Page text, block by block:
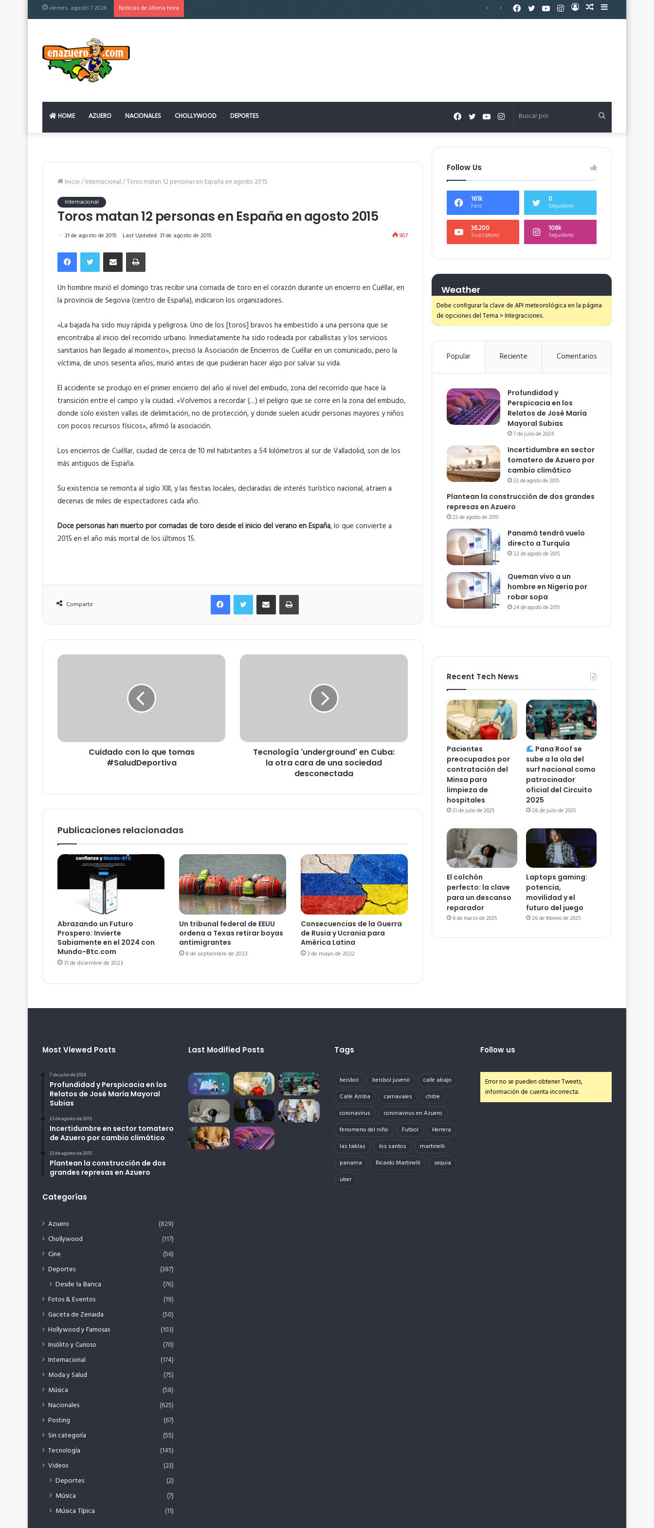
viernes, agosto 7 2026 Noticias de última hora
Barra
Publicación
Acceso
Instagram
YouTube
Twitter
Facebook
HOME AZUERO NACIONALES CHOLLYWOOD DEPORTES Buscar
por
Instagram
YouTube
Twitter
Facebook
Inicio/Internacional/Toros matan 12 personas en España en agosto 2015
Internacional
Toros matan 12 personas en España en agosto 2015
31 de agosto de 2015 Last Updated: 31 de agosto de 2015 907
FacebookTwitter Compartir por correo electrónicoImprimir
Un hombre murió el domingo tras recibir una cornada de toro en el corazón durante un encierro en Cuéllar, en
la provincia de Segovia (centro de España), indicaron los organizadores.
«La bajada ha sido muy rápida y peligrosa. Uno de los [toros] bravos ha embestido a una persona que se
encontraba al inicio del recorrido urbano. Inmediatamente ha sido rodeada por caballistas y los servicios
sanitarios han llegado al momento», precisó la Asociación de Encierros de Cuéllar en un comunicado, pero la
víctima, de unos sesenta años, murió antes de que pudieran hacer algo por salvar su vida.
El accidente se produjo en el primer encierro del año al nivel del embudo, zona del recorrido que hace la
transición entre el campo y la ciudad. «Volvemos a recordar (…) el peligro que se corre en la zona del embudo,
donde solo existen vallas de delimitación, no de protección, y donde suelen acudir personas mayores y niños
con pocos recursos físicos», afirmó la asociación.
Los encierros de Cuéllar, ciudad de cerca de 10 mil habitantes a 54 kilómetros al sur de Valladolid, son de los
más antiguos de España.
Su existencia se remonta al siglo XIII, y las fiestas locales, declaradas de interés turístico nacional, atraen a
decenas de miles de espectadores cada año.
Doce personas han muerto por cornadas de toro desde el inicio del verano en España, lo que convierte a
2015 en el año más mortal de los últimos 15.
Compartir
FacebookTwitter Compartir por correo electrónicoImprimir
Cuidado con lo que tomas
#SaludDeportiva
Tecnología 'underground' en Cuba:
la otra cara de una sociedad
desconectada
Publicaciones relacionadas
Abrazando un Futuro
Prospero: Invierte
Sabiamente en el 2024 con
Mundo-Btc.com
31 de diciembre de 2023
Un tribunal federal de EEUU
ordena a Texas retirar boyas
antimigrantes
8 de septiembre de 2023
Consecuencias de la Guerra
de Rusia y Ucrania para
América Latina
3 de mayo de 2022
Follow Us
161k
Fans
0
Seguidores
36.200
Suscriptores
108k
Seguidores
Weather
Debe configurar la clave de API meteorológica en la página
de opciones del Tema > Integraciones.
Popular Reciente Comentarios
Profundidad y
Perspicacia en los
Relatos de José María
Mayoral Subias
7 de julio de 2024
Incertidumbre en sector
tomatero de Azuero por
cambio climático
23 de agosto de 2015
Plantean la construcción de dos grandes
represas en Azuero
23 de agosto de 2015
Panamá tendrá vuelo
directo a Turquía
22 de agosto de 2015
Queman vivo a un
hombre en Nigeria por
robar sopa
24 de agosto de 2015
Recent Tech News
Pacientes
preocupados por
contratación del
Minsa para
limpieza de
hospitales
31 de julio de 2025
Pana Roof se
sube a la ola del
surf nacional como
patrocinador
oficial del Circuito
2025
28 de julio de 2025
El colchón
perfecto: la clave
para un descanso
reparador
6 de marzo de 2025
Laptops gaming:
potencia,
movilidad y el
futuro del juego
26 de febrero de 2025
Most Viewed Posts
7 de julio de 2024
Profundidad y Perspicacia en los
Relatos de José María Mayoral
Subias
23 de agosto de 2015
Incertidumbre en sector tomatero
de Azuero por cambio climático
23 de agosto de 2015
Plantean la construcción de dos
grandes represas en Azuero
Categorías
Azuero
(829)
Chollywood
(117)
Cine
(56)
Deportes
(387)
Desde la Banca (76)
Fotos & Eventos
(19)
Gaceta de Zenaida
(50)
Hollywood y Famosas
(103)
Insólito y Curioso
(70)
Internacional
(174)
Moda y Salud
(75)
Música
(58)
Nacionales
(625)
Posting
(67)
Sin categoría
(55)
Tecnología
(145)
Videos
(23)
Deportes
(2)
Música
(7)
Música Típica
(11)
Last Modified Posts Tags
beisbol beisbol juvenil
calle abajo
Calle Arriba
carnavales
chitre
coronavirus
coronavirus en Azuero
fenomeno del niño
Futbol
Herrera
las tablas
los santos
martinelli
panama
Ricardo Martinelli
sequia
uber
Follow us
Error no se pueden obtener Tweets,
información de cuenta incorrecta.